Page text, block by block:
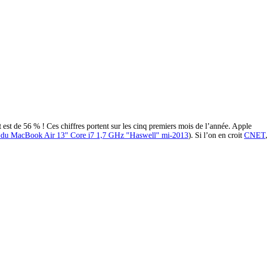
de 56 % ! Ces chiffres portent sur les cinq premiers mois de l’année. Apple
du MacBook Air 13" Core i7 1,7 GHz "Haswell" mi-2013). Si l’on en croit CNET,